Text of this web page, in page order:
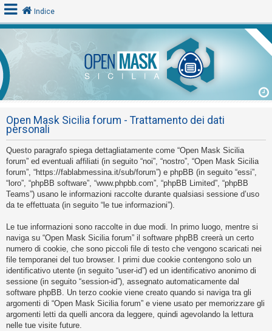
o
g
n
A
r
g
o
m
e
n
t
i
s
e
n
Indice
Open Mask Sicilia forum - Trattamento dei dati
personali
Questo paragrafo spiega dettagliatamente come “Open Mask Sicilia
forum” ed eventuali affiliati (in seguito “noi”, “nostro”, “Open Mask Sicilia
forum”, “https://fablabmessina.it/sub/forum”) e phpBB (in seguito “essi”,
“loro”, “phpBB software”, “www.phpbb.com”, “phpBB Limited”, “phpBB
Teams”) usano le informazioni raccolte durante qualsiasi sessione d’uso
da te effettuata (in seguito “le tue informazioni”).
Le tue informazioni sono raccolte in due modi. In primo luogo, mentre si
naviga su “Open Mask Sicilia forum” il software phpBB creerà un certo
numero di cookie, che sono piccoli file di testo che vengono scaricati nei
file temporanei del tuo browser. I primi due cookie contengono solo un
identificativo utente (in seguito “user-id”) ed un identificativo anonimo di
sessione (in seguito “session-id”), assegnato automaticamente dal
software phpBB. Un terzo cookie viene creato quando si naviga tra gli
argomenti di “Open Mask Sicilia forum” e viene usato per memorizzare gli
argomenti letti da quelli ancora da leggere, quindi agevolando la lettura
nelle tue visite future.